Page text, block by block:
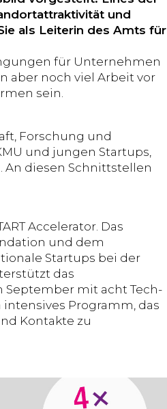
und
als Leiterin des Amts für
für Unternehmen
aber noch viel Arbeit vor
sein.
Forschung und
und jungen Startups,
diesen Schnittstellen
Accelerator. Das
und dem
Startups bei der
das
September mit acht Tech-
Programm, das
Kontakte zu